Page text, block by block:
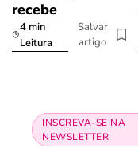
recebe
4 min
Leitura
Salvar
artigo
INSCREVA-SE NA
NEWSLETTER